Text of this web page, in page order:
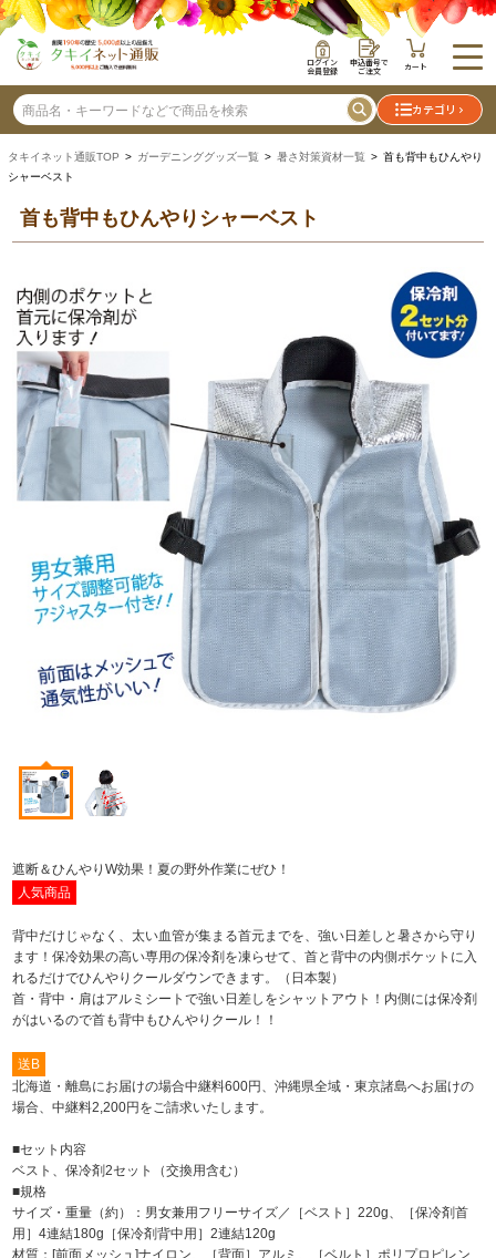
ログイン
会員登録
申込番号で
ご注文 カート
カテゴリ
タキイネット通販TOP > ガーデニンググッズ一覧 > 暑さ対策資材一覧 > 首も背中もひんやり
シャーベスト
首も背中もひんやりシャーベスト
遮断＆ひんやりW効果！夏の野外作業にぜひ！
人気商品
背中だけじゃなく、太い血管が集まる首元までを、強い日差しと暑さから守り
ます！保冷効果の高い専用の保冷剤を凍らせて、首と背中の内側ポケットに入
れるだけでひんやりクールダウンできます。（日本製）
首・背中・肩はアルミシートで強い日差しをシャットアウト！内側には保冷剤
がはいるので首も背中もひんやりクール！！
送B
北海道・離島にお届けの場合中継料600円、沖縄県全域・東京諸島へお届けの
場合、中継料2,200円をご請求いたします。
■セット内容
ベスト、保冷剤2セット（交換用含む）
■規格
サイズ・重量（約）：男女兼用フリーサイズ／［ベスト］220g、［保冷剤首
用］4連結180g［保冷剤背中用］2連結120g
材質：[前面メッシュ]ナイロン、［背面］アルミ、［ベルト］ポリプロピレン